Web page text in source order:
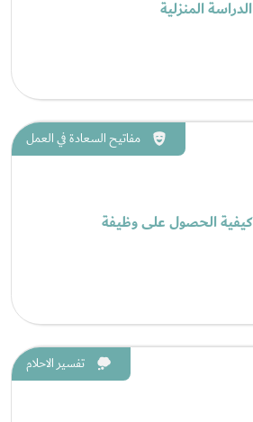
الدراسة المنزلية
مفاتيح السعادة في العمل
كيفية الحصول على وظيفة
تفسير الاحلام